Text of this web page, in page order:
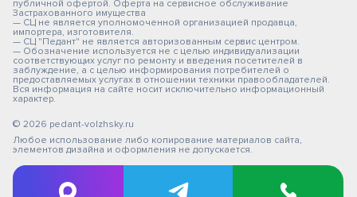
публичной офертой. Оферта на сервисное обслуживание
Застрахованного имущества
— СЦ не является уполномоченной организацией продавца,
импортера, изготовителя.
— СЦ "Педант" не является авторизованным сервис центром.
— Обозначение используется не с целью индивидуализации
соответствующих услуг по ремонту и введения посетителей в
заблуждение, а с целью информирования потребителей о
предоставляемых услугах в отношении техники правообладателей.
Вся информация на сайте носит исключительно информационный
характер.
© 2026 pedant-volzhsky.ru
Любое использование либо копирование материалов сайта,
элементов дизайна и оформления не допускается.